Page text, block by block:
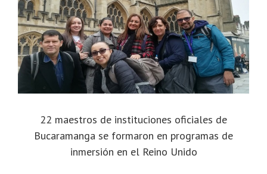
22 maestros de instituciones oficiales de
Bucaramanga se formaron en programas de
inmersión en el Reino Unido